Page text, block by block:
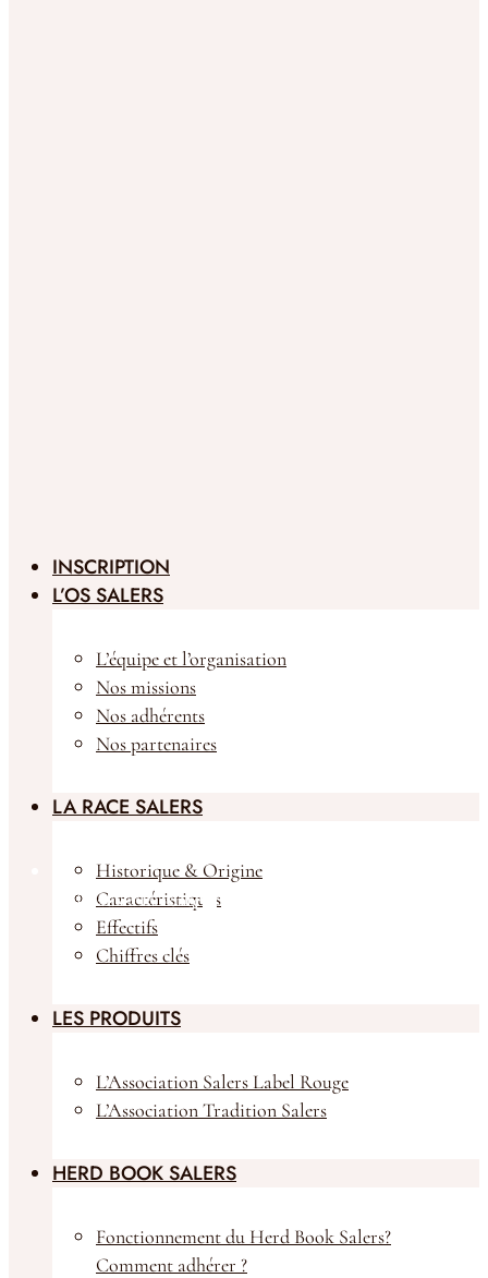
Animaux à la vente
INSCRIPTION
L’OS SALERS
L’équipe et l’organisation
Nos missions
Nos adhérents
Nos partenaires
LA RACE SALERS
Historique & Origine
Caractéristiques
Effectifs
Chiffres clés
LES PRODUITS
L’Association Salers Label Rouge
L’Association Tradition Salers
HERD BOOK SALERS
Fonctionnement du Herd Book Salers?
Comment adhérer ?